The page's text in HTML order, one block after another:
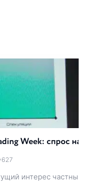
Week: спрос на
627
интерес частных